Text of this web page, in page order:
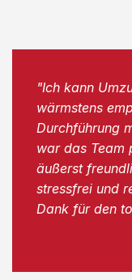
"Ich kann
wärmstens
Durchführung
war das Team
äußerst
stressfrei und
Dank für den